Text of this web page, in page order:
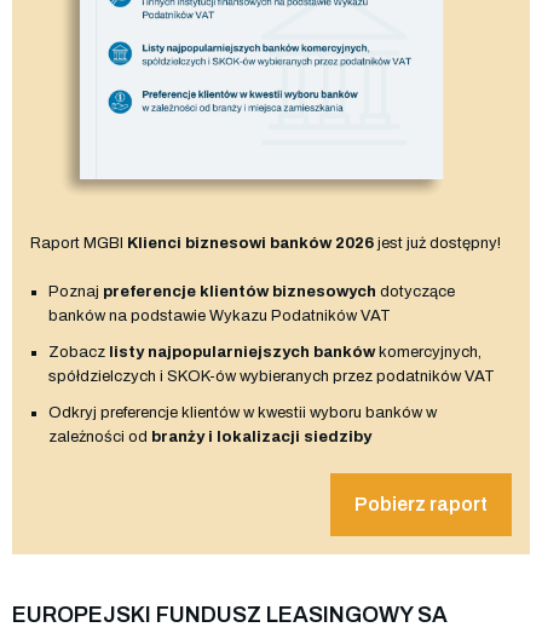
Raport MGBI Klienci biznesowi banków 2026 jest już dostępny!
Poznaj preferencje klientów biznesowych dotyczące
banków na podstawie Wykazu Podatników VAT
Zobacz listy najpopularniejszych bankówkomercyjnych,
spółdzielczych i SKOK-ów wybieranych przez podatników VAT
Odkryj preferencje klientów w kwestii wyboru banków w
zależności od branży i lokalizacji siedziby
Pobierz raport
EUROPEJSKI FUNDUSZ LEASINGOWY SA